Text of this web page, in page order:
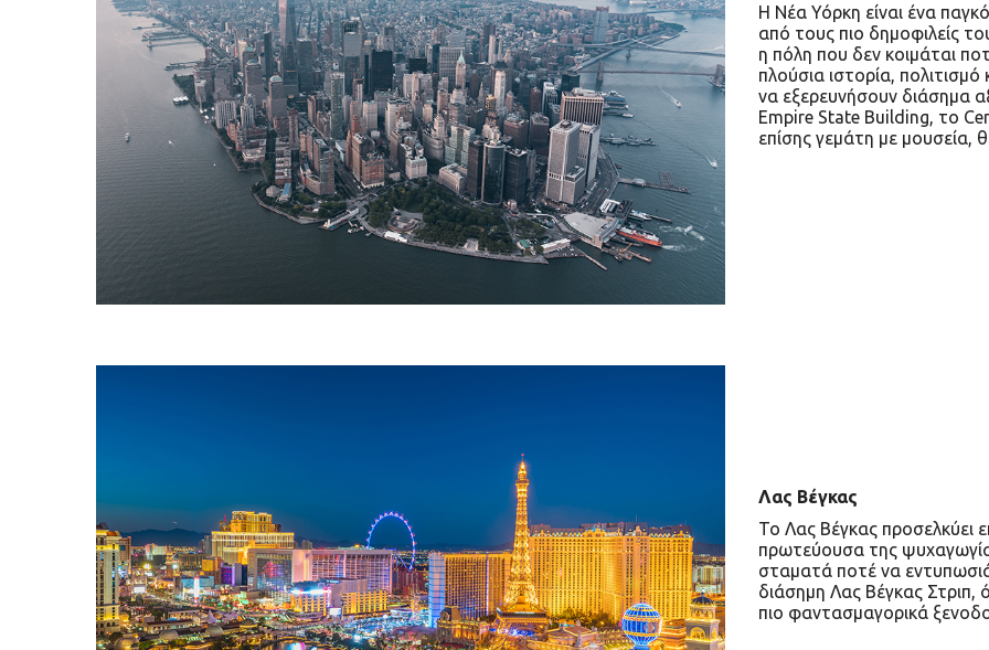
Η Νέα Υόρκη είναι ένα
από τους πιο δημοφιλείς
η πόλη που δεν κοιμάται
πλούσια ιστορία,
να εξερευνήσουν διάσημα
Empire State Building, το
επίσης γεμάτη με μουσεία,
Λας Βέγκας
Το Λας Βέγκας προσελκύει
πρωτεύουσα της
σταματά ποτέ να
διάσημη Λας Βέγκας Στριπ,
πιο φαντασμαγορικά